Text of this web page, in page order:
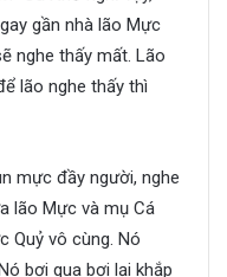
gần nhà lão Mực
nghe thấy mất. Lão
lão nghe thấy thì
mực đầy người, nghe
lão Mực và mụ Cá
Quỷ vô cùng. Nó
bơi qua bơi lại khắp